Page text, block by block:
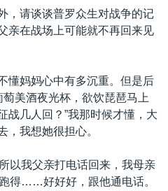
，请谈谈普罗众生对战争的记
亲在战场上可能就不再回来见
懂妈妈心中有多沉重。但是后
美酒夜光杯，欲饮琵琶马上
战几人回？”我那时候才懂，大
，我想她很担心。
所以我父亲打电话回来，我母亲
跑得……好好好，跟他通电话。